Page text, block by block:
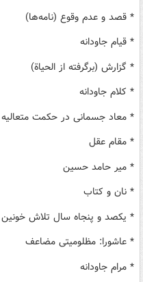
* قصد و عدم وقوع (نامه‌ها)
* قیام جاودانه
* گزارش (برگرفته از الحیاة)
* کلام جاودانه
* معاد جسمانی در حکمت متعالیه
* مقام عقل
* میر حامد حسین
* نان و کتاب
* یکصد و پنجاه سال تلاش خونین
* عاشورا: مظلومیتی مضاعف
* مرام جاودانه